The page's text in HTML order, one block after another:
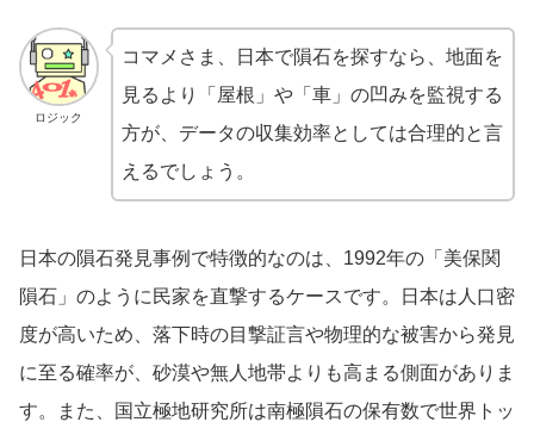
ロジック
コマメさま、日本で隕石を探すなら、地面を
見るより「屋根」や「車」の凹みを監視する
方が、データの収集効率としては合理的と言
えるでしょう。
日本の隕石発見事例で特徴的なのは、1992年の「美保関
隕石」のように民家を直撃するケースです。日本は人口密
度が高いため、落下時の目撃証言や物理的な被害から発見
に至る確率が、砂漠や無人地帯よりも高まる側面がありま
す。また、国立極地研究所は南極隕石の保有数で世界トッ